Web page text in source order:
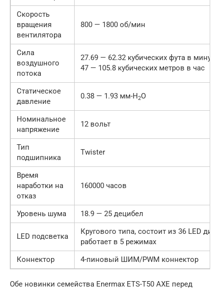
Скорость
вращения
вентилятора
800 — 1800 об/мин
Сила
воздушного
потока
27.69 — 62.32 кубических фута в
47 — 105.8 кубических метров в час
Статическое
давление
0.38 — 1.93 мм-H2O
Номинальное
напряжение
12 вольт
Тип
подшипника
Twister
Время
наработки на
отказ
160000 часов
Уровень шума 18.9 — 25 децибел
LED подсветка
Кругового типа, состоит из 36 LED
работает в 5 режимах
Коннектор
4-пиновый ШИМ/PWM коннектор
Обе новинки семейства Enermax ETS-T50 AXE перед